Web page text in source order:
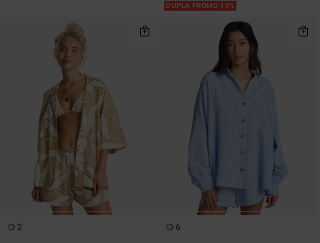
DUPLA PROMO 10%
2
6